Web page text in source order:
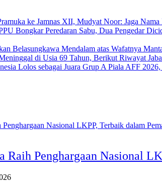
Raih Penghargaan Nasional